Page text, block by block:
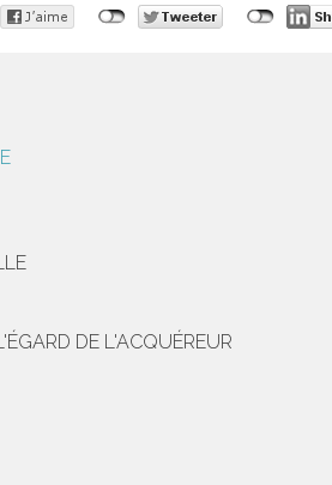
DE L'ACQUÉREUR